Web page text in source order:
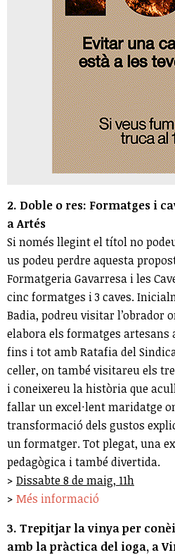
2. Doble o res: Formatges i
a Artés
Si només llegint el títol no
us podeu perdre aquesta
Formatgeria Gavarresa i les
cinc formatges i 3 caves.
Badia, podreu visitar l’obrador
elabora els formatges artesans
fins i tot amb Ratafia del
celler, on també visitareu els
i coneixereu la història que
fallar un excel·lent maridatge
transformació dels gustos
un formatger. Tot plegat, una
pedagògica i també divertida.
> Dissabte 8 de maig, 11h
> Més informació
3. Trepitjar la vinya per
amb la pràctica del ioga, a